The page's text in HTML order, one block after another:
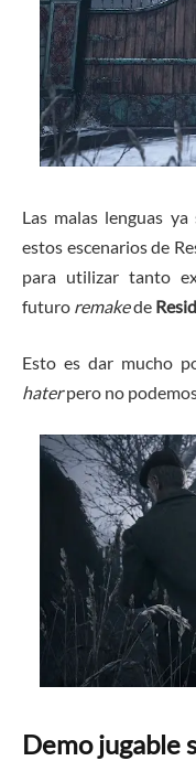
Las malas lenguas
estos escenarios de
para utilizar tanto
futuro remakede
Esto es dar mucho
haterpero no
Demo jugable